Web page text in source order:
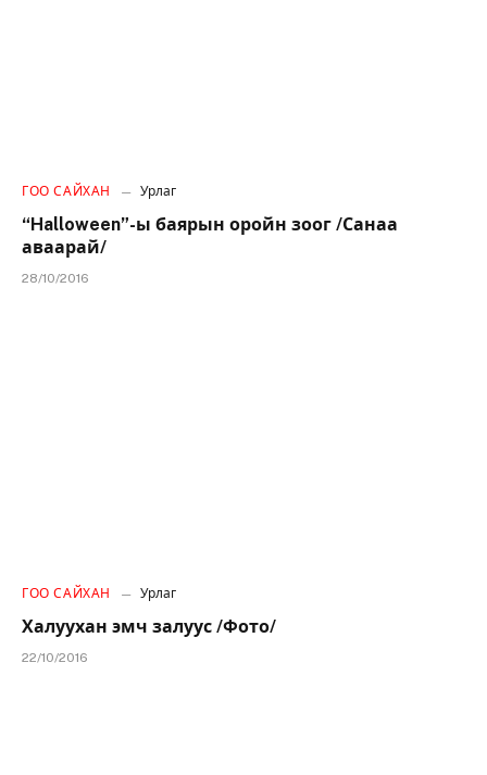
ГОО САЙХАН Урлаг
“Halloween”-ы баярын оройн зоог /Санаа
аваарай/
28/10/2016
ГОО САЙХАН Урлаг
Халуухан эмч залуус /Фото/
22/10/2016